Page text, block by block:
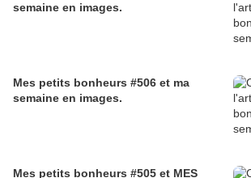
semaine en images.
Mes petits bonheurs #506 et ma
semaine en images.
Mes petits bonheurs #505 et MES